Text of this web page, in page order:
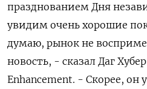
празднованием Дня
увидим очень хорошие
думаю, рынок не
новость, - сказал ‌Даг
Enhancement. - Скорее, он